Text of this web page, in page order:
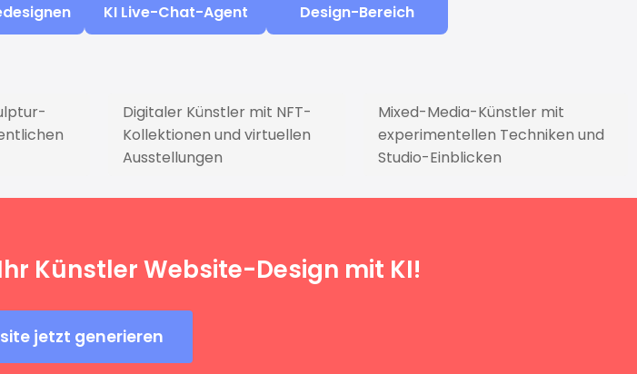
KI Live-Chat-Agent Design-Bereich
Digitaler Künstler mit NFT-
Kollektionen und virtuellen
Ausstellungen
Mixed-Media-Künstler mit
experimentellen Techniken und
Studio-Einblicken
Künstler Website-Design mit KI!
jetzt generieren